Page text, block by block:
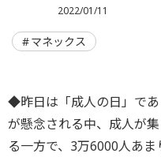
2022/01/11
マネックス
◆昨日は「成人の日」で
が懸念される中、成人が
る一方で、3万6000人あ